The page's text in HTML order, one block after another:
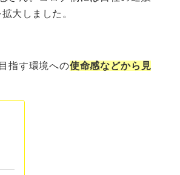
大しました。
指す環境への使命感などから見